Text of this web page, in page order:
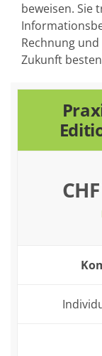
beweisen. Sie
Rechnung
Zukunft
CHF